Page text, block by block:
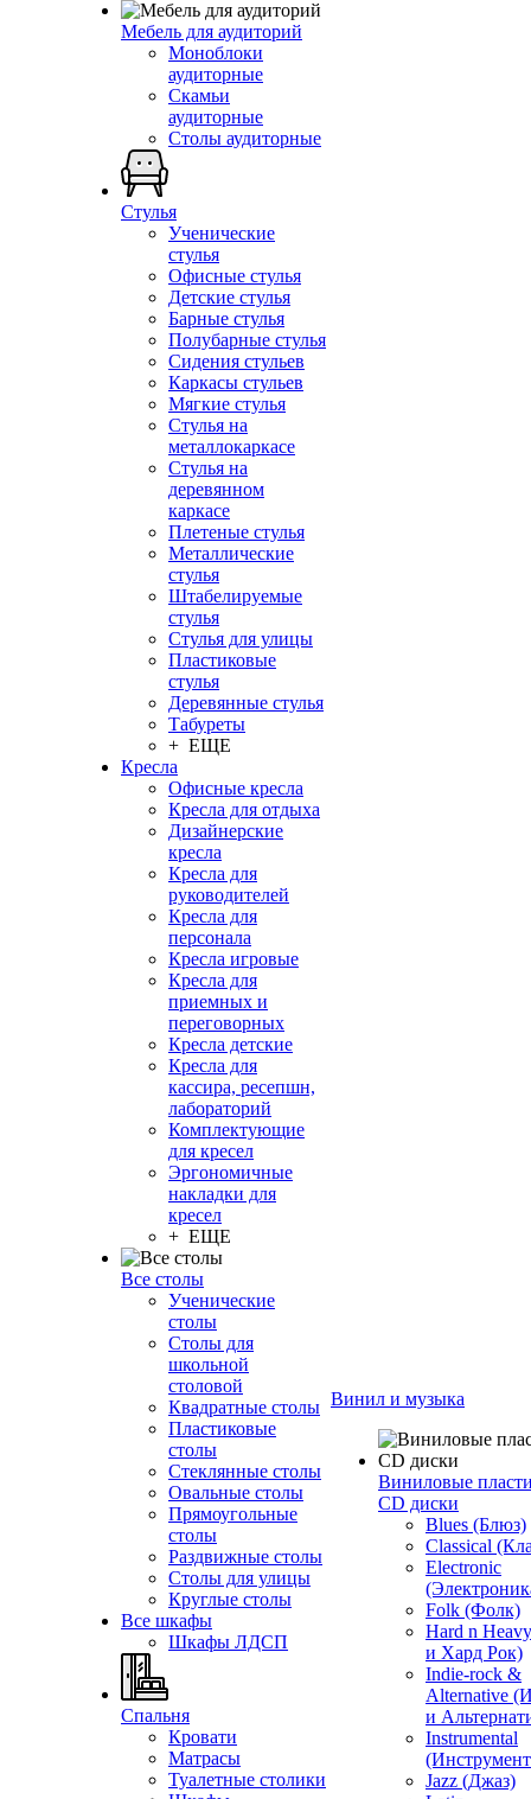
Мебель для аудиторий
Моноблоки
аудиторные
Скамьи
аудиторные
Столы аудиторные
Стулья
Ученические
стулья
Офисные стулья
Детские стулья
Барные стулья
Полубарные стулья
Сидения стульев
Каркасы стульев
Мягкие стулья
Стулья на
металлокаркасе
Стулья на
деревянном
каркасе
Плетеные стулья
Металлические
стулья
Штабелируемые
стулья
Стулья для улицы
Пластиковые
стулья
Деревянные стулья
Табуреты
+ ЕЩЕ
Кресла
Офисные кресла
Кресла для отдыха
Дизайнерские
кресла
Кресла для
руководителей
Кресла для
персонала
Кресла игровые
Кресла для
приемных и
переговорных
Кресла детские
Кресла для
кассира, ресепшн,
лабораторий
Комплектующие
для кресел
Эргономичные
накладки для
кресел
+ ЕЩЕ
Все столы
Ученические
столы
Столы для
школьной
столовой
Квадратные столы
Пластиковые
столы
Стеклянные столы
Овальные столы
Прямоугольные
столы
Раздвижные столы
Столы для улицы
Круглые столы
Все шкафы
Шкафы ЛДСП
Спальня
Кровати
Матрасы
Туалетные столики
Винил и музыка
Виниловые
CD диски
Blues (Блюз)
Classical
Electronic
Folk (Фолк)
Hard n
и Хард Рок)
Indie-rock &
Alternative
и
Instrumental
Jazz (Джаз)